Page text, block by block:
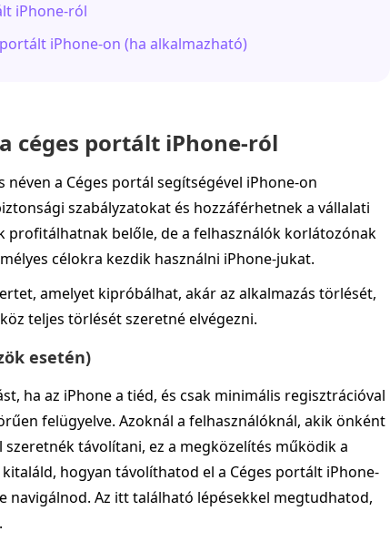
iPhone-ról
iPhone-on (ha alkalmazható)
céges portált iPhone-ról
a Céges portál segítségével iPhone-on
szabályzatokat és hozzáférhetnek a vállalati
belőle, de a felhasználók korlátozónak
célokra kezdik használni iPhone-jukat.
amelyet kipróbálhat, akár az alkalmazás törlését,
teljes törlését szeretné elvégezni.
esetén)
ha az iPhone a tiéd, és csak minimális regisztrációval
felügyelve. Azoknál a felhasználóknál, akik önként
távolítani, ez a megközelítés működik a
hogyan távolíthatod el a Céges portált iPhone-
Az itt található lépésekkel megtudhatod,